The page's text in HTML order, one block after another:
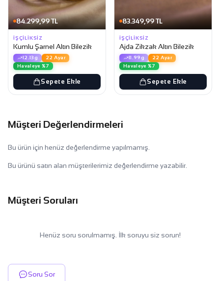
84.299,99 TL
İŞÇILIKSIZ
Kumlu Şarnel Altın Bilezik
12.13g
22 Ayar
Havaleye %7
Sepete Ekle
83.349,99 TL
İŞÇILIKSIZ
Ajda Zikzak Altın Bilezik
11.99g
22 Ayar
Havaleye %7
Sepete Ekle
Müşteri Değerlendirmeleri
Bu ürün için henüz değerlendirme yapılmamış.
Bu ürünü satın alan müşterilerimiz değerlendirme yazabilir.
Müşteri Soruları
Henüz soru sorulmamış. İlk soruyu siz sorun!
Soru Sor